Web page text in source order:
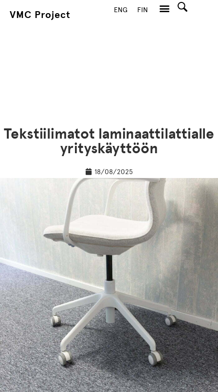
VMC Project ENG FIN
Tekstiilimatot laminaattilattialle
yrityskäyttöön
18/08/2025